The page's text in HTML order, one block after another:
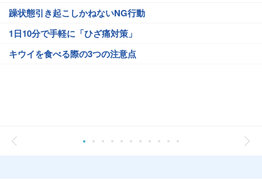
躁状態引き起こしかねないNG行動
1日10分で手軽に「ひざ痛対策」
キウイを食べる際の3つの注意点